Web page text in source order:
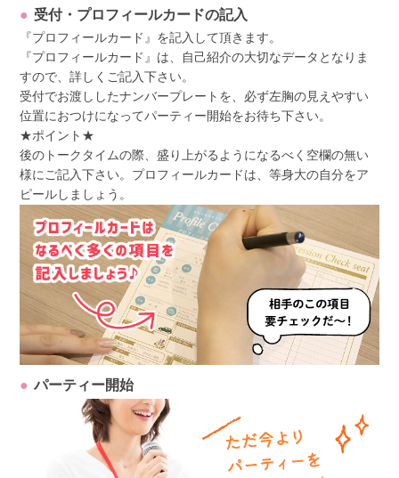
受付・プロフィールカードの記入
『プロフィールカード』を記入して頂きます。
『プロフィールカード』は、自己紹介の大切なデータとなりま
すので、詳しくご記入下さい。
受付でお渡ししたナンバープレートを、必ず左胸の見えやすい
位置におつけになってパーティー開始をお待ち下さい。
★ポイント★
後のトークタイムの際、盛り上がるようになるべく空欄の無い
様にご記入下さい。プロフィールカードは、等身大の自分をア
ピールしましょう。
パーティー開始